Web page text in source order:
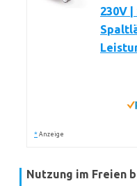
230V
* Anzeige
Nutzung im Freien